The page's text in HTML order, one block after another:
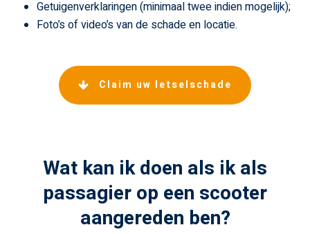
Getuigenverklaringen (minimaal twee indien mogelijk);
Foto’s of video’s van de schade en locatie.
Claim uw letselschade
Wat kan ik doen als ik als
passagier op een scooter
aangereden ben?